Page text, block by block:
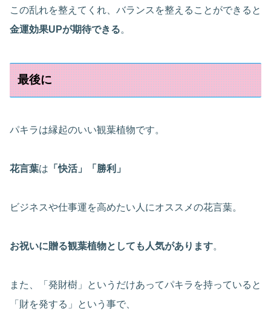
この乱れを整えてくれ、バランスを整えることができると
金運効果UPが期待できる。
最後に
パキラは縁起のいい観葉植物です。
花言葉は 「快活」「勝利」
ビジネスや仕事運を高めたい人にオススメの花言葉。
お祝いに贈る観葉植物としても人気があります。
また、「発財樹」というだけあってパキラを持っていると
「財を発する」という事で、